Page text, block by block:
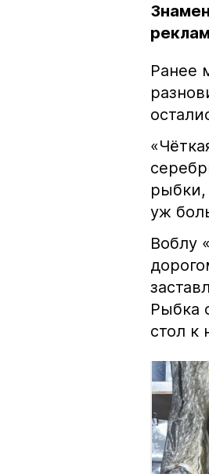
Ранее
рыбки,
уж
Воблу
Рыбка
стол к